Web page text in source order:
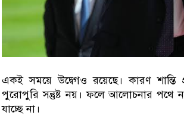
একই সময়ে উদ্বেগও রয়েছে। কারণ শান্তি
পুরোপুরি সন্তুষ্ট নয়। ফলে আলোচনার পথে
যাচ্ছে না।